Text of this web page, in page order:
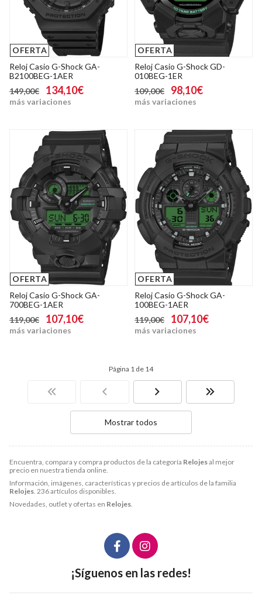
Encuentra, compara y compra productos de la categoría Relojesal mejor
precio en nuestra tienda online.
Información, imágenes, características y precios de artículos de la familia
Relojes. 236 artículos disponibles.
Novedades, outlet y ofertas en Relojes.
OFERTA
Reloj Casio G-Shock GA-
B2100BEG-1AER
149,00€
134,10€
más variaciones
OFERTA
Reloj Casio G-Shock GD-
010BEG-1ER
109,00€
98,10€
más variaciones
OFERTA
Reloj Casio G-Shock GA-
700BEG-1AER
119,00€
107,10€
más variaciones
OFERTA
Reloj Casio G-Shock GA-
100BEG-1AER
119,00€
107,10€
más variaciones
Página 1 de 14
Mostrar todos
¡Síguenos en las redes!